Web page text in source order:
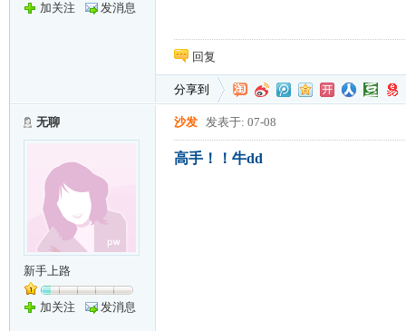
加关注 发消息
回复
分享到
无聊
新手上路
加关注 发消息
沙发 发表于: 07-08
高手！！牛dd